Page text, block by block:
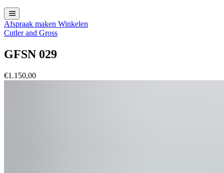
Afspraak maken Winkelen
Cutler and Gross
GFSN 029
€1.150,00